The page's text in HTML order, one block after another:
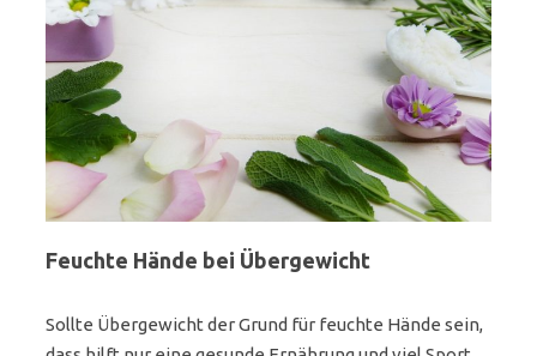
Feuchte Hände bei Übergewicht
Sollte Übergewicht der Grund für feuchte Hände sein,